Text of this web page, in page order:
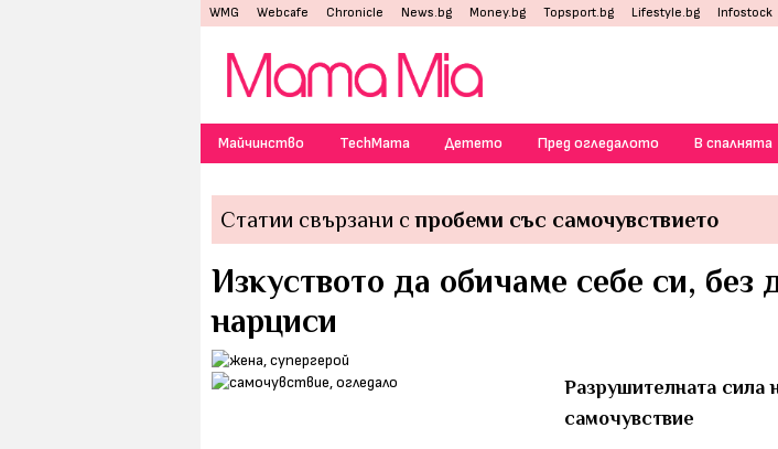
WMG Webcafe Chronicle News.bg Money.bg Topsport.bg Lifestyle.bg Infostock
Майчинство TechMama Детето Пред огледалото В спалнята
Статии свързани спробеми със самочувствието
Изкуството да обичаме себе си, без
нарциси
Разрушителната сила
самочувствие